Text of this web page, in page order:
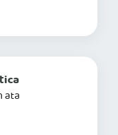
mais informações
ata